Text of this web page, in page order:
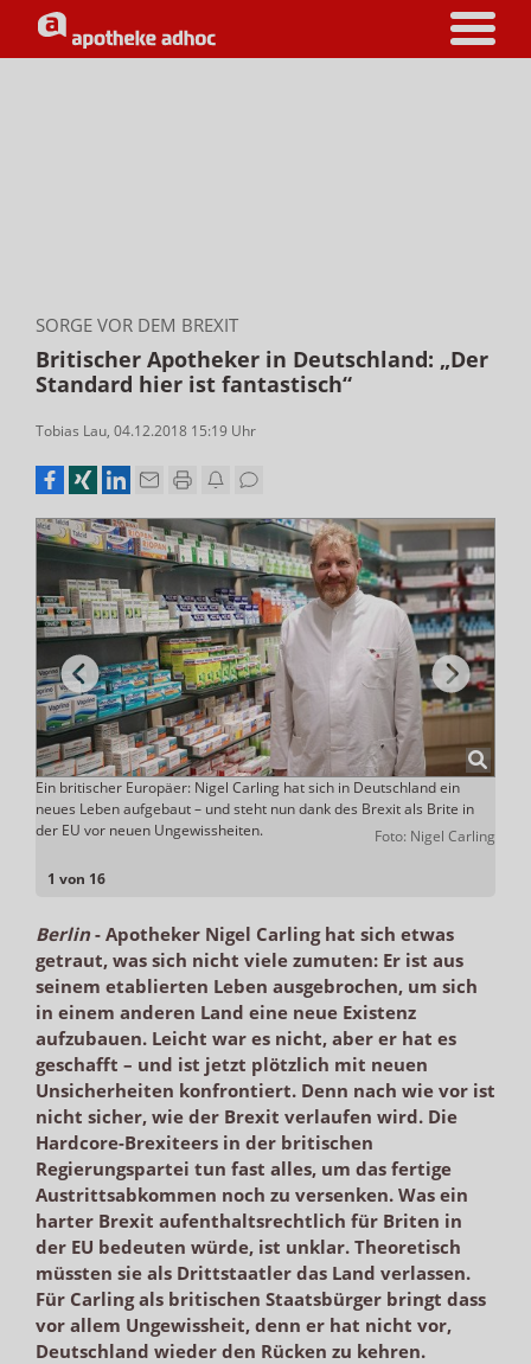
SORGE VOR DEM BREXIT
Britischer Apotheker in Deutschland: „Der
Standard hier ist fantastisch“
Tobias Lau, 04.12.2018 15:19 Uhr
1 von 16
Ein britischer Europäer: Nigel Carling hat sich in Deutschland ein
neues Leben aufgebaut – und steht nun dank des Brexit als Brite in
der EU vor neuen Ungewissheiten.
Foto: Nigel Carling
Berlin- Apotheker Nigel Carling hat sich etwas
getraut, was sich nicht viele zumuten: Er ist aus
seinem etablierten Leben ausgebrochen, um sich
in einem anderen Land eine neue Existenz
aufzubauen. Leicht war es nicht, aber er hat es
geschafft – und ist jetzt plötzlich mit neuen
Unsicherheiten konfrontiert. Denn nach wie vor ist
nicht sicher, wie der Brexit verlaufen wird. Die
Hardcore-Brexiteers in der britischen
Regierungspartei tun fast alles, um das fertige
Austrittsabkommen noch zu versenken. Was ein
harter Brexit aufenthaltsrechtlich für Briten in
der EU bedeuten würde, ist unklar. Theoretisch
müssten sie als Drittstaatler das Land verlassen.
Für Carling als britischen Staatsbürger bringt dass
vor allem Ungewissheit, denn er hat nicht vor,
Deutschland wieder den Rücken zu kehren.